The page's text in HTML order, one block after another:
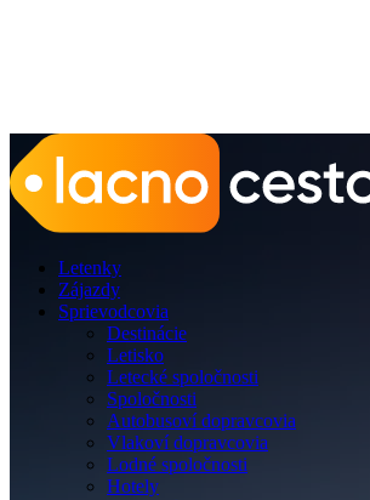
Letenky
Zájazdy
Sprievodcovia
Destinácie
Letisko
Letecké spoločnosti
Spoločnosti
Autobusoví dopravcovia
Vlakoví dopravcovia
Lodné spoločnosti
Hotely